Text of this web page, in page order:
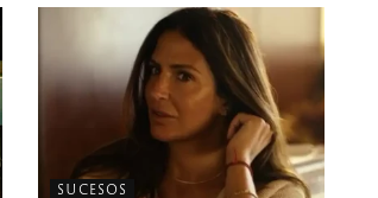
SUCESOS